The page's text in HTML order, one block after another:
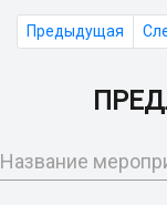
Предыдущая
Название